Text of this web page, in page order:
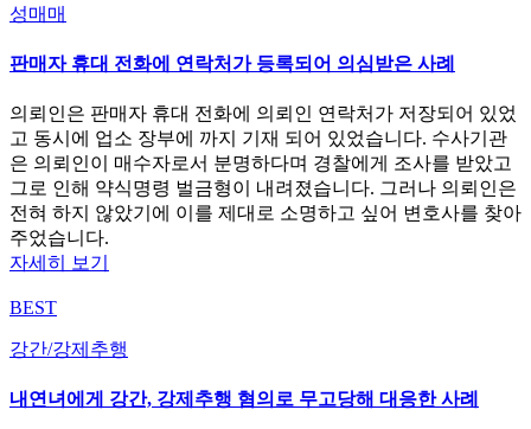
성매매
판매자 휴대 전화에 연락처가 등록되어 의심받은 사례
의뢰인은 판매자 휴대 전화에 의뢰인 연락처가 저장되어 있었
고 동시에 업소 장부에 까지 기재 되어 있었습니다. 수사기관
은 의뢰인이 매수자로서 분명하다며 경찰에게 조사를 받았고
그로 인해 약식명령 벌금형이 내려졌습니다. 그러나 의뢰인은
전혀 하지 않았기에 이를 제대로 소명하고 싶어 변호사를 찾아
주었습니다.
자세히 보기
BEST
강간/강제추행
내연녀에게 강간, 강제추행 혐의로 무고당해 대응한 사례